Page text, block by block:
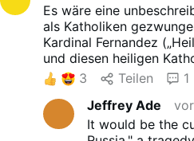
Es wäre eine
als Katholiken
Kardinal Fernandez
und diesen heiligen
3
Teilen 1
Jeffrey Ade
It would be the